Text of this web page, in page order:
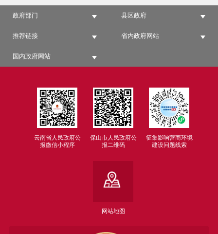
政府部门 县区政府
推荐链接 省内政府网站
国内政府网站
云南省人民政府公
报微信小程序
保山市人民政府公
报二维码
征集影响营商环境
建设问题线索
网站地图